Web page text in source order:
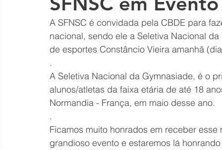
A SFNSC é convidada pela CBDE para
nacional, sendo ele a Seletiva Nacional
de esportes Constâncio Vieira amanhã
.
A Seletiva Nacional da Gymnasiade, é o
alunos/atletas da faixa etária de até 18
Normandia - França, em maio desse ano.
.
Ficamos muito honrados em receber
grandioso evento e estaremos lá